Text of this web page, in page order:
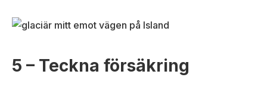
5 – Teckna försäkring